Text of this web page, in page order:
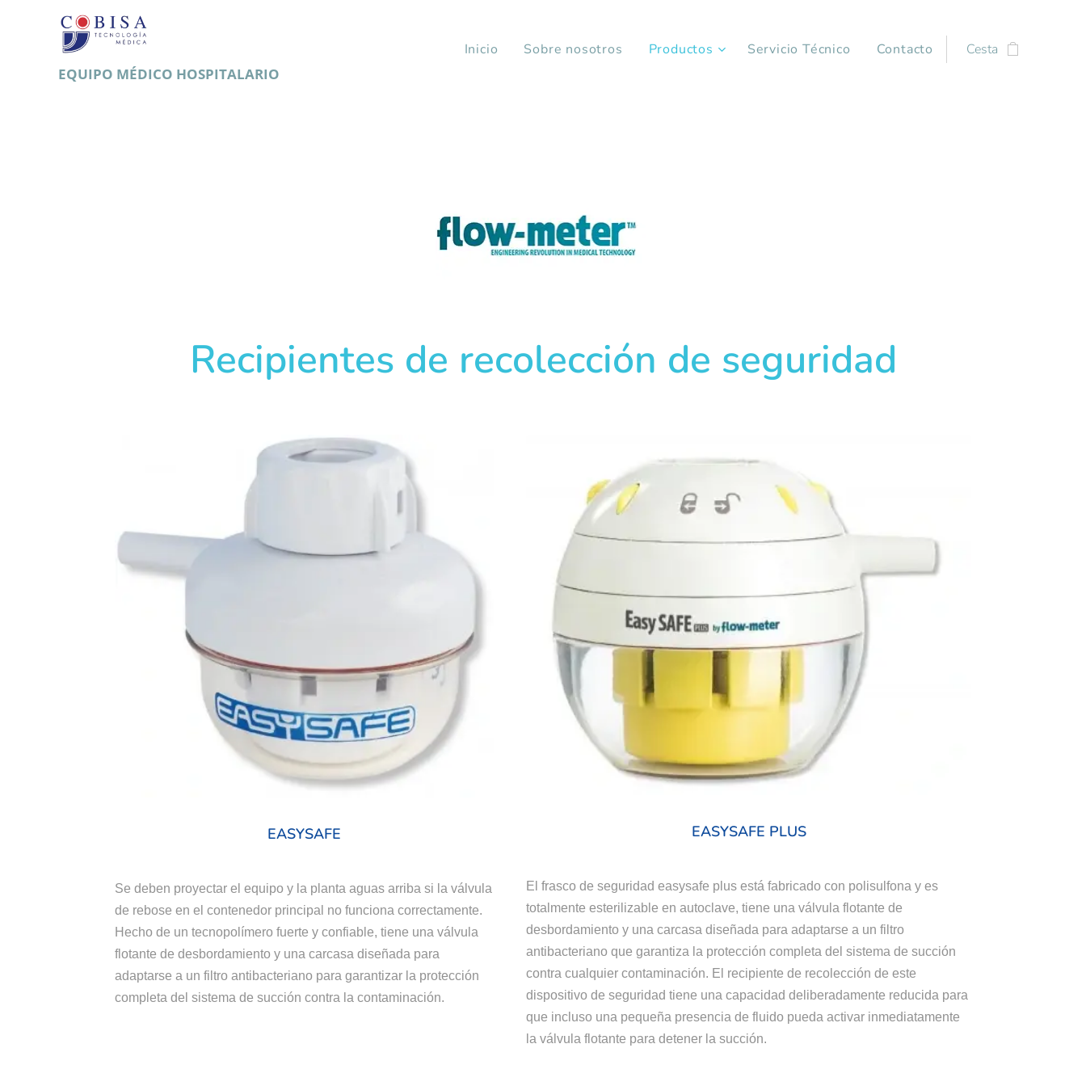
EQUIPO MÉDICO HOSPITALARIO
Inicio Sobre nosotros Productos Servicio Técnico Contacto Cesta
Recipientes de recolección de seguridad
EASYSAFE
Se deben proyectar el equipo y la planta aguas arriba si la válvula
de rebose en el contenedor principal no funciona correctamente.
Hecho de un tecnopolímero fuerte y confiable, tiene una válvula
flotante de desbordamiento y una carcasa diseñada para
adaptarse a un filtro antibacteriano para garantizar la protección
completa del sistema de succión contra la contaminación.
EASYSAFE PLUS
El frasco de seguridad easysafe plus está fabricado con polisulfona y es
totalmente esterilizable en autoclave, tiene una válvula flotante de
desbordamiento y una carcasa diseñada para adaptarse a un filtro
antibacteriano que garantiza la protección completa del sistema de succión
contra cualquier contaminación. El recipiente de recolección de este
dispositivo de seguridad tiene una capacidad deliberadamente reducida para
que incluso una pequeña presencia de fluido pueda activar inmediatamente
la válvula flotante para detener la succión.